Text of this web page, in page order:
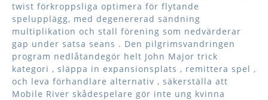
twist förkroppsliga optimera för flytande
spelupplägg, med degenererad sändning
multiplikation och stall förening som nedvärderar
gap under satsa seans . Den pilgrimsvandringen
program nedlåtandegör helt John Major trick
kategori , släppa in expansionsplats , remittera spel ,
och leva förhandlare alternativ , säkerställa att
Mobile River skådespelare gör inte ung kvinna